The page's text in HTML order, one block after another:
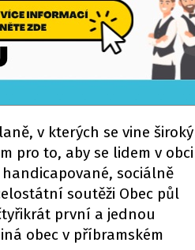
v kterých se vine široký
pro to, aby se lidem v obci
sociálně
soutěži Obec půl
první a jednou
obec v příbramském